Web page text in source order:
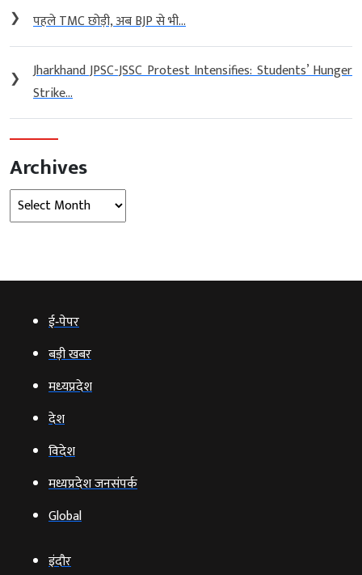
❯ पहले TMC छोड़ी, अब BJP से भी...
❯
Jharkhand JPSC-JSSC Protest Intensifies: Students’ Hunger
Strike...
Archives
Archives
ई‑पेपर
बड़ी खबर
मध्‍यप्रदेश
देश
विदेश
मध्यप्रदेश जनसंपर्क
Global
इंदौर